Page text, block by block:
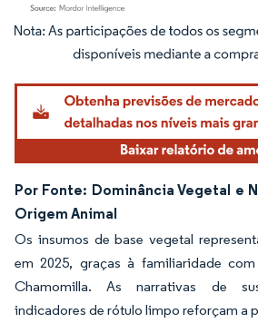
Imagem © Mordor Intelligence. O reuso requer
Por Fonte: Dominância Vegetal e
Origem Animal
Os insumos de base vegetal
em 2025, graças à familiaridade
Chamomilla. As narrativas de
indicadores de rótulo limpo reforçam a